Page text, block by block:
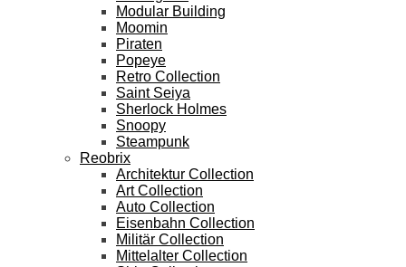
Modular Building
Moomin
Piraten
Popeye
Retro Collection
Saint Seiya
Sherlock Holmes
Snoopy
Steampunk
Reobrix
Architektur Collection
Art Collection
Auto Collection
Eisenbahn Collection
Militär Collection
Mittelalter Collection